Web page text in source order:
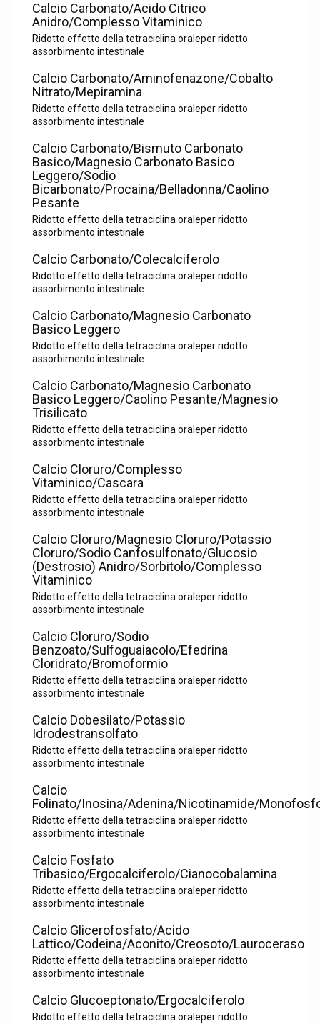
Calcio Carbonato/Acido Citrico
Anidro/Complesso Vitaminico
Ridotto effetto della tetraciclina oraleper ridotto
assorbimento intestinale
Calcio Carbonato/Aminofenazone/Cobalto
Nitrato/Mepiramina
Ridotto effetto della tetraciclina oraleper ridotto
assorbimento intestinale
Calcio Carbonato/Bismuto Carbonato
Basico/Magnesio Carbonato Basico
Leggero/Sodio
Bicarbonato/Procaina/Belladonna/Caolino
Pesante
Ridotto effetto della tetraciclina oraleper ridotto
assorbimento intestinale
Calcio Carbonato/Colecalciferolo
Ridotto effetto della tetraciclina oraleper ridotto
assorbimento intestinale
Calcio Carbonato/Magnesio Carbonato
Basico Leggero
Ridotto effetto della tetraciclina oraleper ridotto
assorbimento intestinale
Calcio Carbonato/Magnesio Carbonato
Basico Leggero/Caolino Pesante/Magnesio
Trisilicato
Ridotto effetto della tetraciclina oraleper ridotto
assorbimento intestinale
Calcio Cloruro/Complesso
Vitaminico/Cascara
Ridotto effetto della tetraciclina oraleper ridotto
assorbimento intestinale
Calcio Cloruro/Magnesio Cloruro/Potassio
Cloruro/Sodio Canfosulfonato/Glucosio
(Destrosio) Anidro/Sorbitolo/Complesso
Vitaminico
Ridotto effetto della tetraciclina oraleper ridotto
assorbimento intestinale
Calcio Cloruro/Sodio
Benzoato/Sulfoguaiacolo/Efedrina
Cloridrato/Bromoformio
Ridotto effetto della tetraciclina oraleper ridotto
assorbimento intestinale
Calcio Dobesilato/Potassio
Idrodestransolfato
Ridotto effetto della tetraciclina oraleper ridotto
assorbimento intestinale
Calcio
Folinato/Inosina/Adenina/Nicotinamide/
Ridotto effetto della tetraciclina oraleper ridotto
assorbimento intestinale
Calcio Fosfato
Tribasico/Ergocalciferolo/Cianocobalamina
Ridotto effetto della tetraciclina oraleper ridotto
assorbimento intestinale
Calcio Glicerofosfato/Acido
Lattico/Codeina/Aconito/Creosoto/Lauroceraso
Ridotto effetto della tetraciclina oraleper ridotto
assorbimento intestinale
Calcio Glucoeptonato/Ergocalciferolo
Ridotto effetto della tetraciclina oraleper ridotto